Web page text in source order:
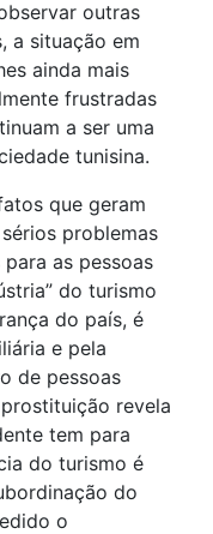
outras
a situação em
ainda mais
frustradas
a ser uma
tunisina.
que geram
problemas
as pessoas
do turismo
do país, é
e pela
de pessoas
revela
tem para
do turismo é
do
o